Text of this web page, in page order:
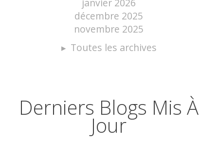
janvier 2026
décembre 2025
novembre 2025
Toutes les archives
Derniers Blogs Mis À
Jour